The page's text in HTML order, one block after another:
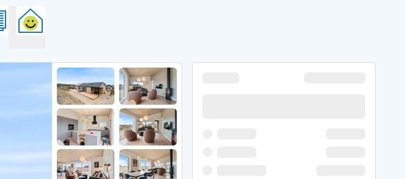
Sommerhuse for 10 personer
Sommerhuse for 12 Personer
Sommerhuse i påskeferien
Sommerhuse i sommerferien
Sommerhuse i efterårsferien
Sommerhuse i vinterferien
Sommerhuse i juleferien
Sommerhuse til nytår